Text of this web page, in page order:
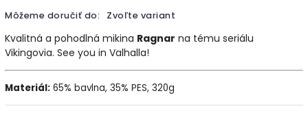
Môžeme doručiť do: Zvoľte variant
Kvalitná a pohodlná mikina Ragnar na tému seriálu
Vikingovia. See you in Valhalla!
Materiál: 65% bavlna, 35% PES, 320g